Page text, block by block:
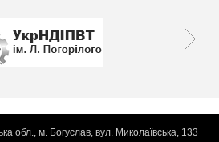
обл., м. Богуслав, вул. Миколаївська, 133